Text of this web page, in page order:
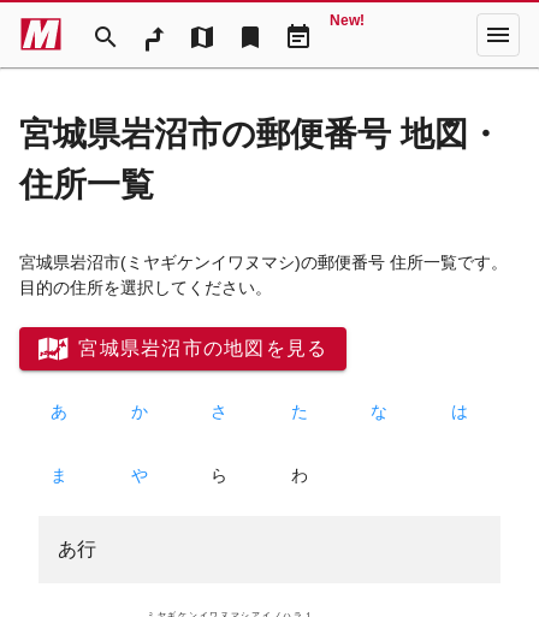
search map bookmark event_note
New! menu
宮城県岩沼市の郵便番号 地図・
住所一覧
宮城県岩沼市(ミヤギケンイワヌマシ)の郵便番号 住所一覧です。
目的の住所を選択してください。
宮城県岩沼市の地図を見る
あ か さ た な は
ま や ら わ
あ行
ミヤギケンイワヌマシアイノハラ１